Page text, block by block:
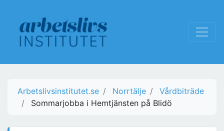
Arbetslivsinstitutet.se Norrtälje
Vårdbiträde
Sommarjobba i Hemtjänsten på Blidö